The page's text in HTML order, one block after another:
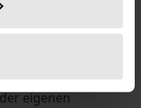
interkulturelle
Ihre
durch eine
eigenen